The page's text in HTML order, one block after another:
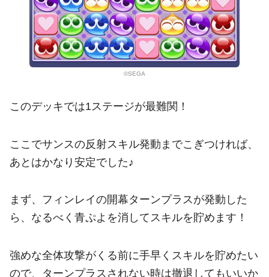
©SEGA
このデッキでは1ステージが最難関！
ここでサンスの反射スキル発動までこぎつければ、
あとはかなり安定でした♪
まず、フィンレイの開幕ターンプラスが発動した
ら、なるべく青ぷよを消してスキルを貯めます！
強めな全体攻撃がくる前に手早くスキルを貯めたい
ので、ターンプラスされない時は撤退してもいいか